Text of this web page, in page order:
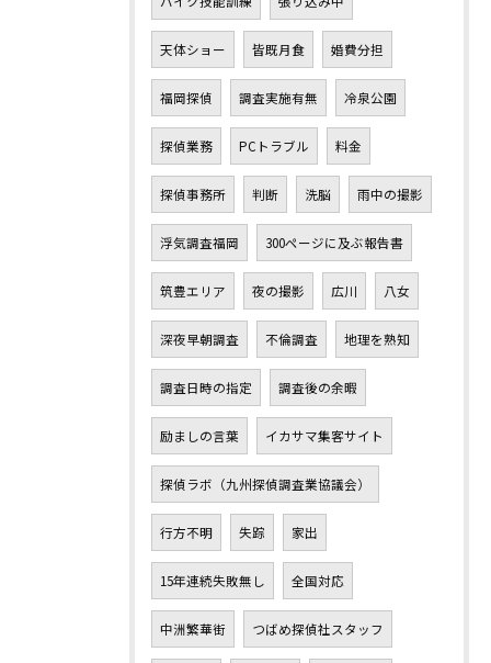
天体ショー 皆既月食 婚費分担
福岡探偵 調査実施有無 冷泉公園
探偵業務 PCトラブル 料金
探偵事務所 判断 洗脳 雨中の撮影
浮気調査福岡 300ページに及ぶ報告書
筑豊エリア 夜の撮影 広川 八女
深夜早朝調査 不倫調査 地理を熟知
調査日時の指定 調査後の余暇
励ましの言葉 イカサマ集客サイト
探偵ラボ（九州探偵調査業協議会）
行方不明 失踪 家出
15年連続失敗無し 全国対応
中洲繁華街 つばめ探偵社スタッフ